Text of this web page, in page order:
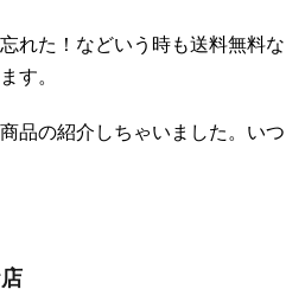
れた！などいう時も送料無料な
す。
品の紹介しちゃいました。いつ